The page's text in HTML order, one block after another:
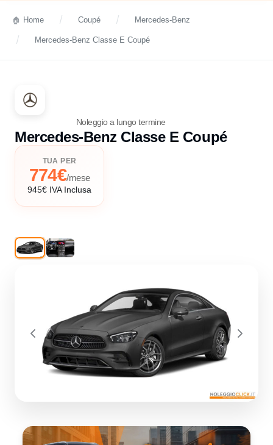
Home Coupé Mercedes-Benz
Mercedes-Benz Classe E Coupé
Noleggio a lungo termine
Mercedes-Benz Classe E Coupé
TUA PER
774€/mese
945€ IVA Inclusa
Previous Next